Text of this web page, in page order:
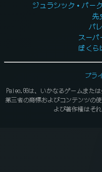
ジュラシック・パー
先
パ
スーパ
ぼくら
Paleo.GGは、いかなるゲームまた
第三者の商標およびコンテンツの
よび著作権はそ
プラ